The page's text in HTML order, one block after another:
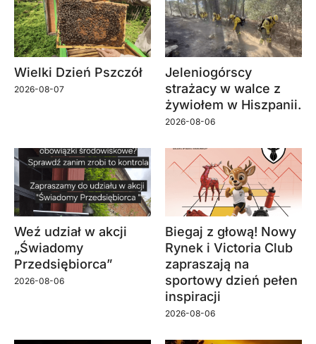
Wielki Dzień Pszczół
2026-08-07
Jeleniogórscy
strażacy w walce z
żywiołem w Hiszpanii.
2026-08-06
Weź udział w akcji
„Świadomy
Przedsiębiorca”
2026-08-06
Biegaj z głową! Nowy
Rynek i Victoria Club
zapraszają na
sportowy dzień pełen
inspiracji
2026-08-06